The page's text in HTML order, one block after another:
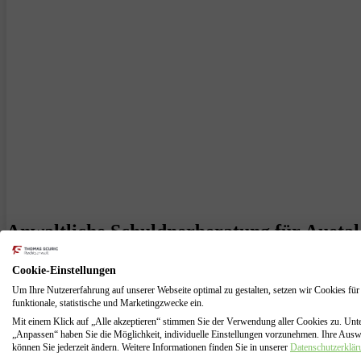
Anwaltliche Schuldnerberatung für
In Auetal haben viele Menschen Schwierigkeiten, ihre Schulden zu
unerwartete Kostenbelastung erlitten. Egal, welche Gründe Ihr
Unser Insolvenzanwalt mit über 15 Jahren Erfahrung mit dem
Mit einer Privatinsolvenz können Sie einen Weg finden, Ihre
Privatinsolvenz oder eines Regelinsolvenzverfahrens nur noch drei
Cookie-Einstellungen
Um Ihre Nutzererfahrung auf unserer Webseite optimal zu gestalten, setzen wir Cookies für
funktionale, statistische und Marketingzwecke ein.
Mit einem Klick auf „Alle akzeptieren“ stimmen Sie der Verwendung aller Cookies zu.
„Anpassen“ haben Sie die Möglichkeit, individuelle Einstellungen vorzunehmen. Ihre
können Sie jederzeit ändern. Weitere Informationen finden Sie in unserer